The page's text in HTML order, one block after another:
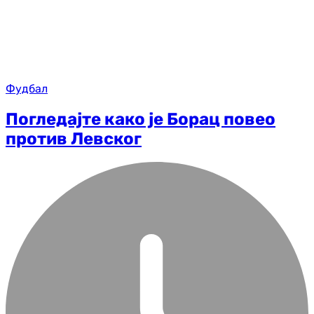
Фудбал
Погледајте како је Борац повео
против Левског